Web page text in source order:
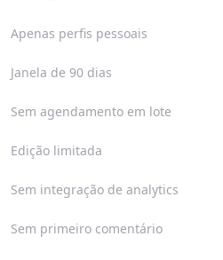
Apenas perfis pessoais
Janela de 90 dias
Sem agendamento em lote
Edição limitada
Sem integração de analytics
Sem primeiro comentário